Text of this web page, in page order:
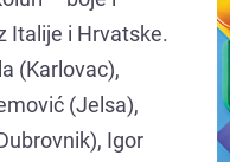
Italije i Hrvatske.
(Karlovac),
(Jelsa),
Igor